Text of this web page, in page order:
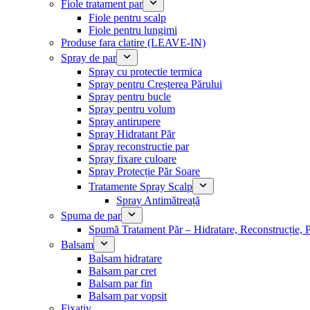
Fiole tratament par
Fiole pentru scalp
Fiole pentru lungimi
Produse fara clatire (LEAVE-IN)
Spray de par
Spray cu protectie termica
Spray pentru Creșterea Părului
Spray pentru bucle
Spray pentru volum
Spray antirupere
Spray Hidratant Păr
Spray reconstructie par
Spray fixare culoare
Spray Protecție Păr Soare
Tratamente Spray Scalp
Spray Antimătreață
Spuma de par
Spumă Tratament Păr – Hidratare, Reconstrucție,
Balsam
Balsam hidratare
Balsam par cret
Balsam par fin
Balsam par vopsit